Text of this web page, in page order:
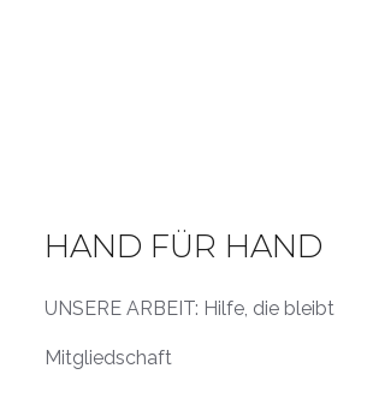
HAND FÜR HAND
UNSERE ARBEIT: Hilfe, die bleibt
Mitgliedschaft